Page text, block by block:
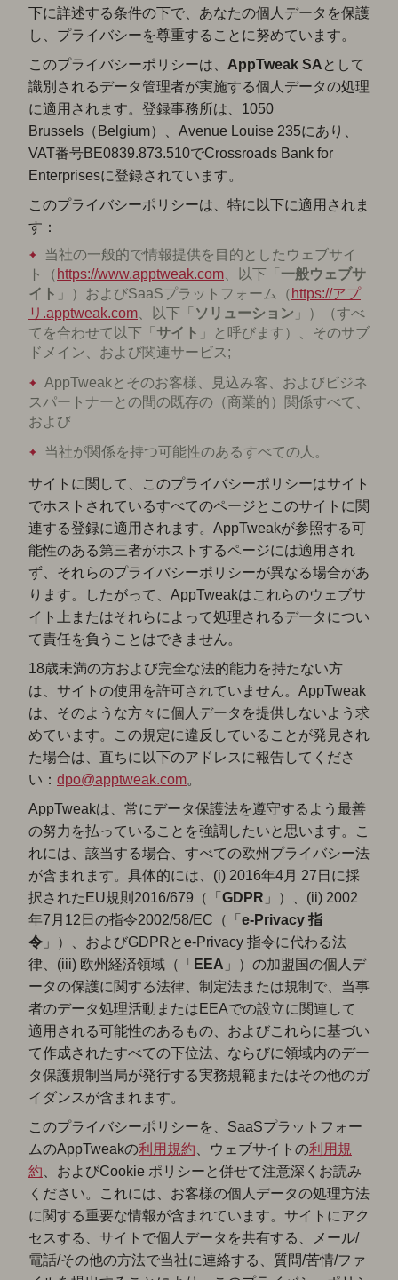
下に詳述する条件の下で、あなたの個人データを保護
し、プライバシーを尊重することに努めています。
このプライバシーポリシーは、 AppTweak SA として
識別されるデータ管理者が実施する個人データの処理
に適用されます。登録事務所は、1050
Brussels（Belgium）、Avenue Louise 235にあり、
VAT番号BE0839.873.510でCrossroads Bank for
Enterprisesに登録されています。
このプライバシーポリシーは、特に以下に適用されま
す：
当社の一般的で情報提供を目的としたウェブサイ
ト（ https://www.apptweak.com 、以下「 一般ウェブサ
イト 」）およびSaaSプラットフォーム（ https://アプ
リ.apptweak.com 、以下「 ソリューション 」）（すべ
てを合わせて以下「 サイト 」と呼びます）、そのサブ
ドメイン、および関連サービス;
AppTweakとそのお客様、見込み客、およびビジネ
スパートナーとの間の既存の（商業的）関係すべて、
および
当社が関係を持つ可能性のあるすべての人。
サイトに関して、このプライバシーポリシーはサイト
でホストされているすべてのページとこのサイトに関
連する登録に適用されます。AppTweakが参照する可
能性のある第三者がホストするページには適用され
ず、それらのプライバシーポリシーが異なる場合があ
ります。したがって、AppTweakはこれらのウェブサ
イト上またはそれらによって処理されるデータについ
て責任を負うことはできません。
18歳未満の方および完全な法的能力を持たない方
は、サイトの使用を許可されていません。AppTweak
は、そのような方々に個人データを提供しないよう求
めています。この規定に違反していることが発見され
た場合は、直ちに以下のアドレスに報告してくださ
い： dpo@apptweak.com。
AppTweakは、常にデータ保護法を遵守するよう最善
の努力を払っていることを強調したいと思います。こ
れには、該当する場合、すべての欧州プライバシー法
が含まれます。具体的には、(i) 2016年4月 27日に採
択されたEU規則2016/679（「 GDPR 」）、(ii) 2002
年7月12日の指令2002/58/EC（「 e-Privacy 指
令 」）、およびGDPRとe-Privacy 指令に代わる法
律、(iii) 欧州経済領域（「 EEA 」）の加盟国の個人デ
ータの保護に関する法律、制定法または規制で、当事
者のデータ処理活動またはEEAでの設立に関連して
適用される可能性のあるもの、およびこれらに基づい
て作成されたすべての下位法、ならびに領域内のデー
タ保護規制当局が発行する実務規範またはその他のガ
イダンスが含まれます。
このプライバシーポリシーを、SaaSプラットフォー
ムのAppTweakの利用規約 、ウェブサイトの利用規
約 、およびCookie ポリシーと併せて注意深くお読み
ください。これには、お客様の個人データの処理方法
に関する重要な情報が含まれています。サイトにアク
セスする、サイトで個人データを共有する、メール/
電話/その他の方法で当社に連絡する、質問/苦情/ファ